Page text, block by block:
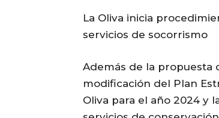
La Oliva inicia
servicios de socorrismo
Además de la propuesta
modificación del Plan
Oliva para el año 2024 y